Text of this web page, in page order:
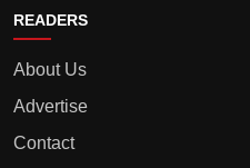
READERS
About Us
Advertise
Contact